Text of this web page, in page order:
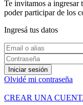
Te invitamos a ingresar
poder participar de los
Ingresá tus datos
Iniciar sesión
Olvidé mi contraseña
CREAR UNA